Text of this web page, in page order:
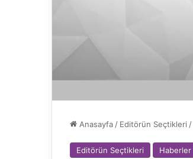
Anasayfa/ Editörün Seçtikleri /
Editörün Seçtikleri Haberler